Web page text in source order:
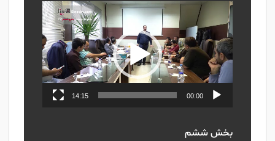
نمایشگر
ویدیو
00:00
14:15
بخش ششم